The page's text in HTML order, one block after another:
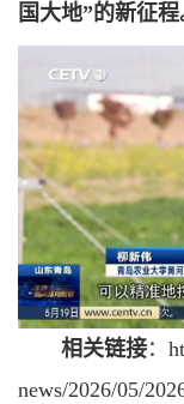
国大地”的新征程
相关链接：
news/2026/05/